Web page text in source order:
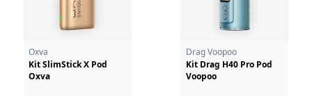
Oxva
Kit SlimStick X Pod
Oxva
Drag Voopoo
Kit Drag H40 Pro Pod
Voopoo